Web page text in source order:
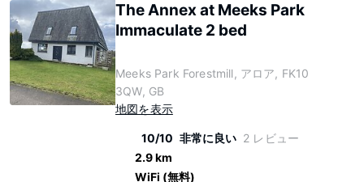
The Annex at Meeks Park
Immaculate 2 bed
Meeks Park Forestmill, アロア, FK10
3QW, GB
地図を表示
10/10 非常に良い 2 レビュー
2.9 km
WiFi (無料)